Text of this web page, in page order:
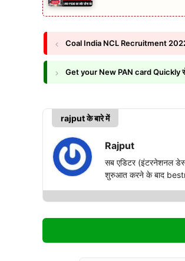
Coal India NCL Recruitment 2022-
Get your New PAN card Quickly से
rajput के बारे में
Rajput
सब एडिटर (इंटरनेशनल
शुरुआत करने के बाद